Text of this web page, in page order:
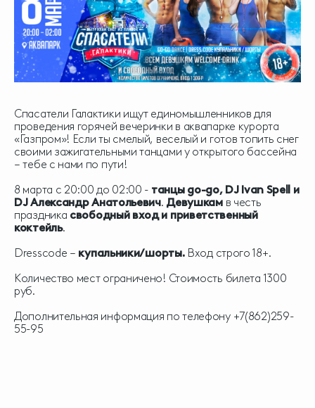
Спасатели Галактики ищут единомышленников для
проведения горячей вечеринки в аквапарке курорта
«Газпром»! Если ты смелый, веселый и готов топить снег
своими зажигательными танцами у открытого бассейна
– тебе с нами по пути!
8 марта с 20:00 до 02:00 - танцы go-go, DJ Ivan Spell и
DJАлександр Анатольевич. Девушкамв честь
праздника свободный вход и приветственный
коктейль.
Dresscode – купальники/шорты. Вход строго 18+.
Количество мест ограничено! Стоимость билета 1300
руб.
Дополнительная информация по телефону +7(862)259-
55-95